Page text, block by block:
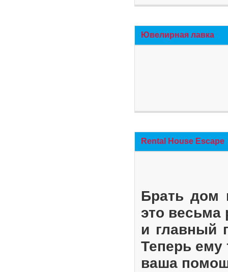
Ювелирная лавка
Rental House Escape
Брать дом
это весьма
и главный
Теперь ему
ваша